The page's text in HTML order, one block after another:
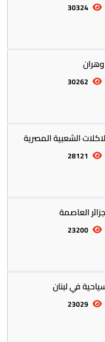
30324
30262
الشعبية المصرية
28121
العاصمة
23200
في لبنان
23029